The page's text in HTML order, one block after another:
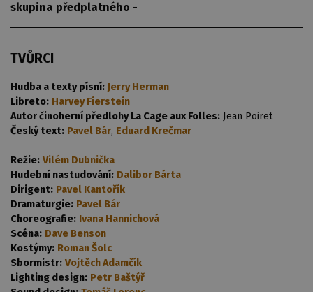
skupina předplatného -
TVŮRCI
Hudba a texty písní: Jerry Herman
Libreto: Harvey Fierstein
Autor činoherní předlohy La Cage aux Folles: Jean Poiret
Český text: Pavel Bár, Eduard Krečmar
Režie: Vilém Dubnička
Hudební nastudování: Dalibor Bárta
Dirigent: Pavel Kantořík
Dramaturgie: Pavel Bár
Choreografie: Ivana Hannichová
Scéna: Dave Benson
Kostýmy: Roman Šolc
Sbormistr: Vojtěch Adamčík
Lighting design: Petr Baštýř